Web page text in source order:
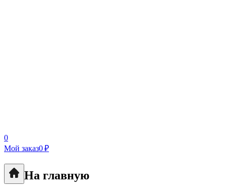
0
Мой заказ0 ₽
На главную